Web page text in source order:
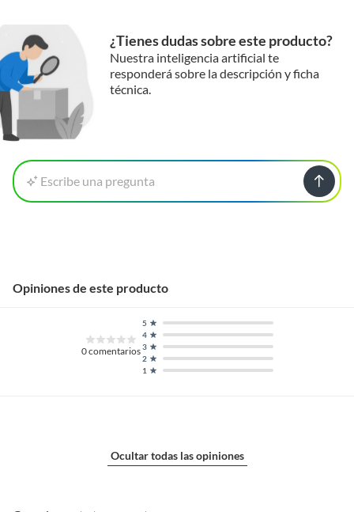
¿Tienes dudas sobre este producto?
Nuestra inteligencia artificial te
responderá sobre la descripción y ficha
técnica.
Escribe una pregunta
Opiniones de este producto
0comentarios
1
2
3
4
5
Ocultar todas las opiniones